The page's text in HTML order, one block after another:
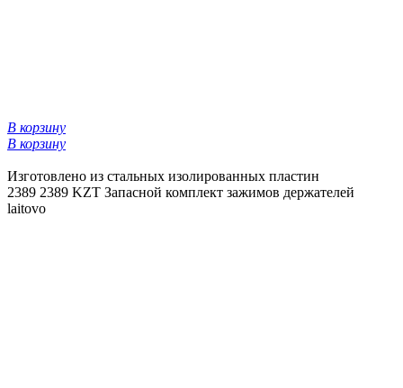
В корзину
В корзину
Изготовлено из стальных изолированных пластин
2389 2389 KZT Запасной комплект зажимов держателей
laitovo